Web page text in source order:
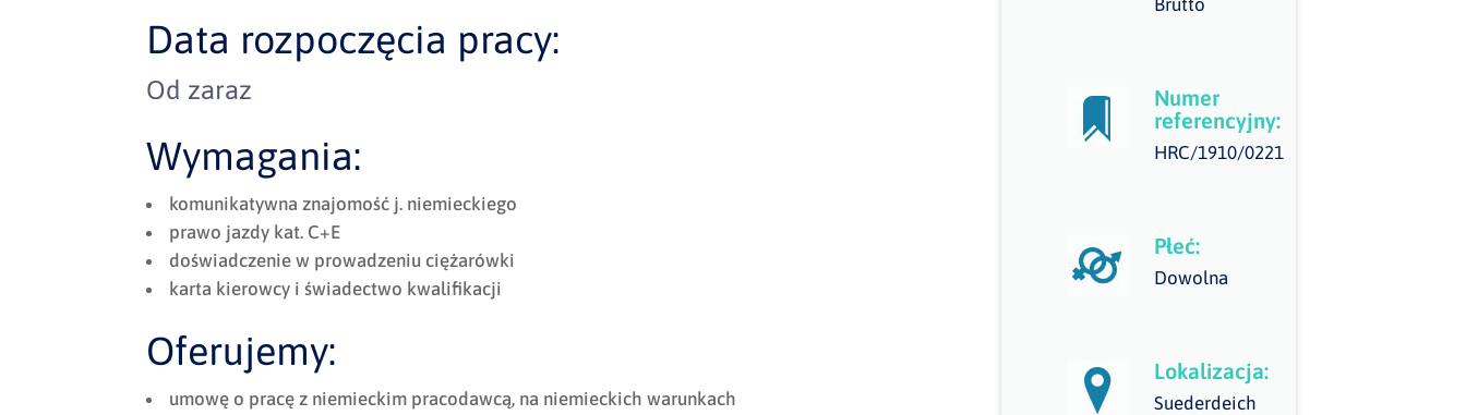
Data rozpoczęcia pracy:
Od zaraz
Wymagania:
komunikatywna znajomość j. niemieckiego
prawo jazdy kat. C+E
doświadczenie w prowadzeniu ciężarówki
karta kierowcy i świadectwo kwalifikacji
Oferujemy:
umowę o pracę z niemieckim pracodawcą, na niemieckich warunkach
Brutto
Numer
referencyjny:
HRC/1910/0221
Płeć:
Dowolna
Lokalizacja:
Suederdeich